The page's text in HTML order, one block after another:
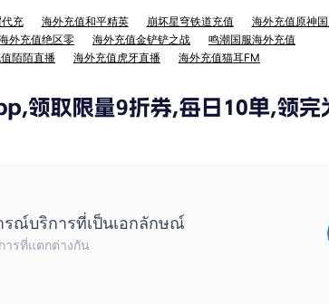
充 海外充值和平精英 崩坏星穹铁道充值
海外充值原神
外充值绝区零 海外充值金铲铲之战
鸣潮国服海外充值
陌陌直播 海外充值虎牙直播 海外充值猫耳FM
รณ์บริการที่เป็นเอกลักษณ์
ารที่แตกต่างกัน